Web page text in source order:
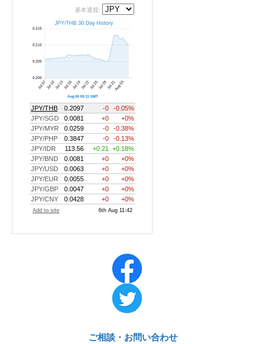
ご相談・お問い合わせ